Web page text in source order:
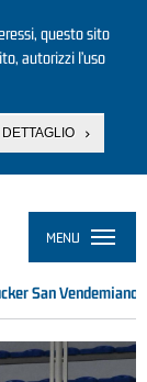
questo sito
autorizzi l’uso
MENU
San Vendemiano,